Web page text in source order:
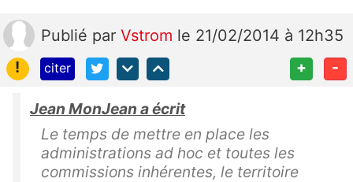
Publié par Vstrom le 21/02/2014 à 12h35
!
citer + -
Jean MonJean a écrit
Le temps de mettre en place les
administrations ad hoc et toutes les
commissions inhérentes, le territoire